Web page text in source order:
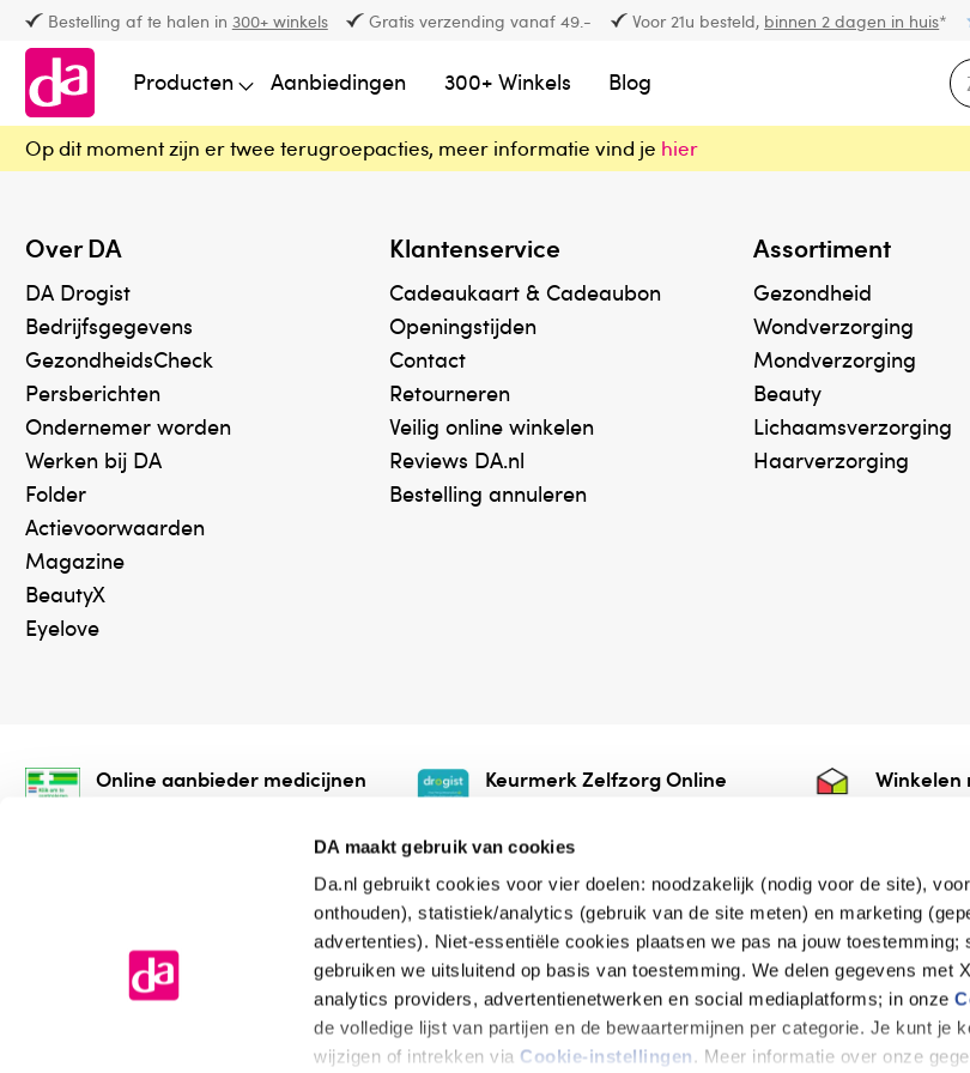
DA maakt gebruik van cookies
Da.nl gebruikt cookies voor vier doelen: noodzakelijk (nodig voor de site),
onthouden), statistiek/analytics (gebruik van de site meten) en marketing
advertenties). Niet-essentiële cookies plaatsen we pas na jouw toestemming;
gebruiken we uitsluitend op basis van toestemming. We delen gegevens met
analytics providers, advertentienetwerken en social mediaplatforms; in onze
de volledige lijst van partijen en de bewaartermijnen per categorie. Je kunt je
wijzigen of intrekken via Cookie-instellingen. Meer informatie over onze
Bestelling af te halen in 300+ winkels Gratis verzending vanaf 49.- Voor 21u besteld, binnen 2 dagen in huis*
Producten Aanbiedingen 300+ Winkels Blog
Op dit moment zijn er twee terugroepacties, meer informatie vind je hier
Over DA
DA Drogist
Bedrijfsgegevens
GezondheidsCheck
Persberichten
Ondernemer worden
Werken bij DA
Folder
Actievoorwaarden
Magazine
BeautyX
Eyelove
Klantenservice
Cadeaukaart & Cadeaubon
Openingstijden
Contact
Retourneren
Veilig online winkelen
Reviews DA.nl
Bestelling annuleren
Assortiment
Gezondheid
Wondverzorging
Mondverzorging
Beauty
Lichaamsverzorging
Haarverzorging
Online aanbieder medicijnen
onze webshop mag verkopen.
Keurmerk Zelfzorg Online
online.
Winkelen
de vriendelijke
Algemene voorwaarden Cookieverklaring Disclaimer Privacy